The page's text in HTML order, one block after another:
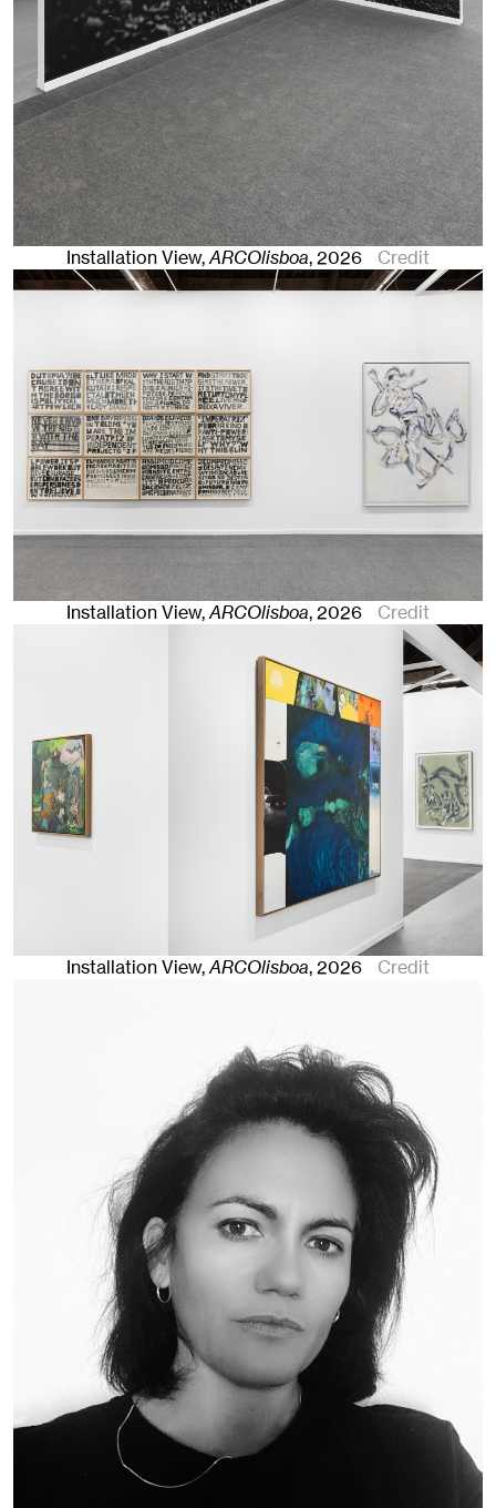
Installation View,ARCOlisboa,2026 Credit
Installation View,ARCOlisboa,2026 Credit
Installation View,ARCOlisboa,2026 Credit